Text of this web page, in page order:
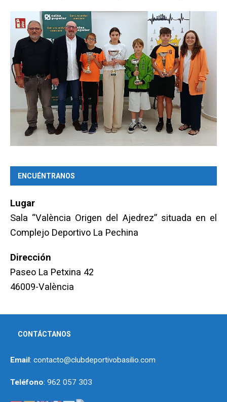
ENCUÉNTRANOS
Lugar
Sala “València Origen del Ajedrez” situada en el
Complejo Deportivo La Pechina
Dirección
Paseo La Petxina 42
46009-València
CONTÁCTANOS
Email: contacto@clubdeportivobasilio.com
Teléfono: 962 057 303